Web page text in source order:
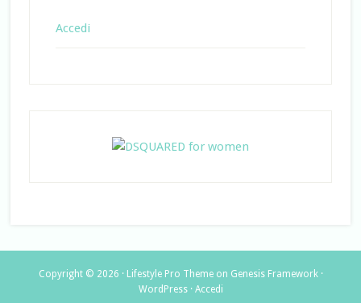
Accedi
Copyright © 2026 · Lifestyle Pro Themeon Genesis Framework·
WordPress· Accedi